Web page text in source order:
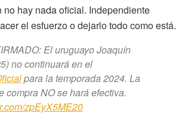
no hay nada oficial. Independiente
el esfuerzo o dejarlo todo como está.
El uruguayo Joaquín
no continuará en el
para la temporada 2024. La
compra NO se hará efectiva.
zpEyX5ME20